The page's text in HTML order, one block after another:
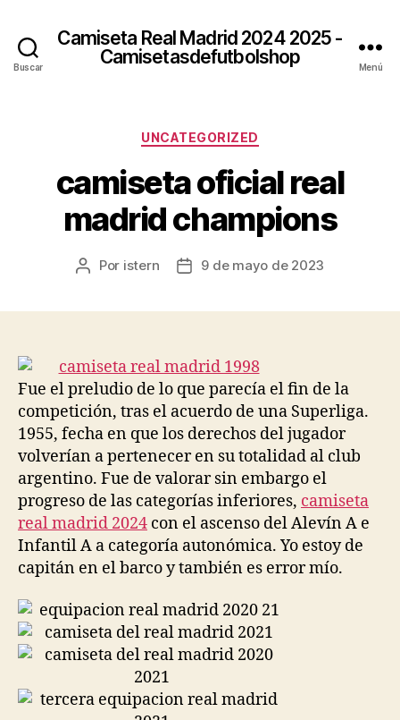
Buscar
Camiseta Real Madrid 2024 2025 -
Camisetasdefutbolshop
Menú
Categorías
UNCATEGORIZED
camiseta oficial real
madrid champions
Autor
Por istern
Fecha9 de mayo de 2023
Fue el preludio de lo que parecía el fin de la
competición, tras el acuerdo de una Superliga.
1955, fecha en que los derechos del jugador
volverían a pertenecer en su totalidad al club
argentino. Fue de valorar sin embargo el
progreso de las categorías inferiores, camiseta
real madrid 2024 con el ascenso del Alevín A e
Infantil A a categoría autonómica. Yo estoy de
capitán en el barco y también es error mío.